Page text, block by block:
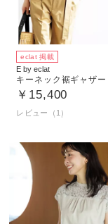
eclat 掲載
E by eclat
キーネック裾ギャザー
￥15,400
レビュー（1）